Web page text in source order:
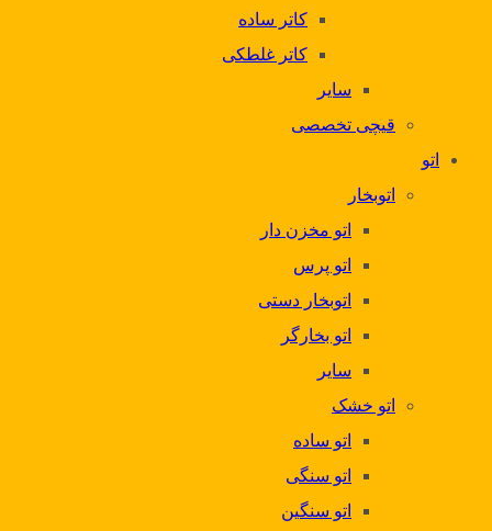
کاتر ساده
کاتر غلطکی
سایر
قیچی تخصصی
اتو
اتوبخار
اتو مخزن دار
اتو پرس
اتوبخار دستی
اتو بخارگر
سایر
اتو خشک
اتو ساده
اتو سنگی
اتو سنگین